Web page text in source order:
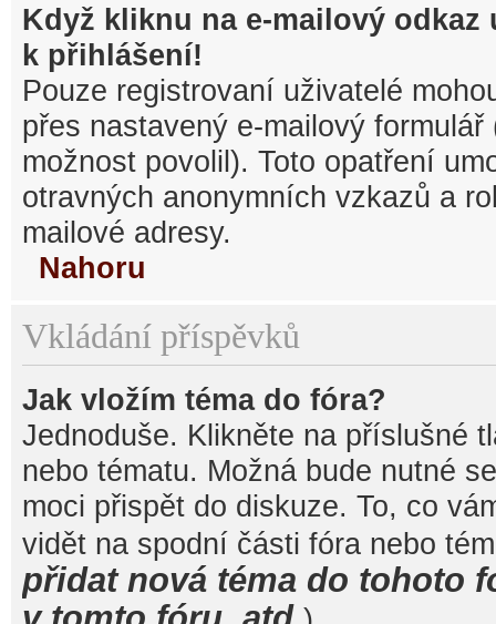
Když kliknu na e-mailový odkaz
k přihlášení!
Pouze registrovaní uživatelé
přes nastavený e-mailový
možnost povolil). Toto opatření
otravných anonymních vzkazů a
mailové adresy.
Nahoru
Vkládání příspěvků
Jak vložím téma do fóra?
Jednoduše. Klikněte na příslušné
nebo tématu. Možná bude nutné
moci přispět do diskuze. To, co
vidět na spodní části fóra nebo
přidat nová téma do tohoto